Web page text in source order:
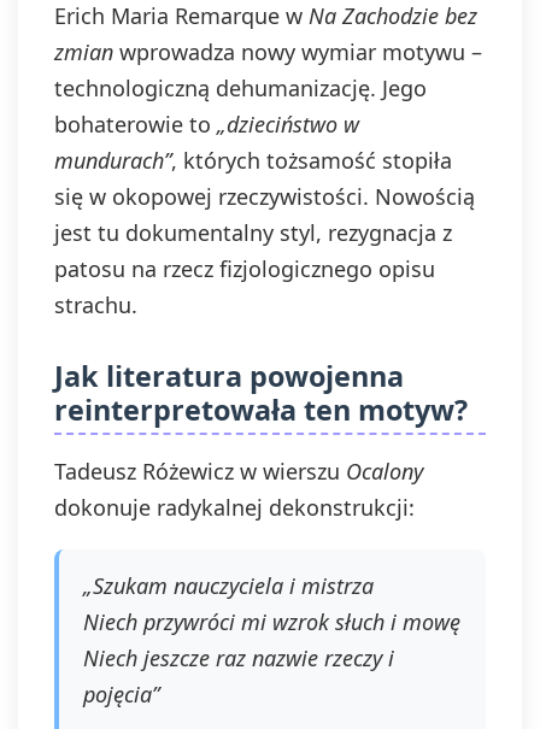
Erich Maria Remarque w Na Zachodzie bez
zmian wprowadza nowy wymiar motywu –
technologiczną dehumanizację. Jego
bohaterowie to „dzieciństwo w
mundurach”, których tożsamość stopiła
się w okopowej rzeczywistości. Nowością
jest tu dokumentalny styl, rezygnacja z
patosu na rzecz fizjologicznego opisu
strachu.
Jak literatura powojenna
reinterpretowała ten motyw?
Tadeusz Różewicz w wierszu Ocalony
dokonuje radykalnej dekonstrukcji:
„Szukam nauczyciela i mistrza
Niech przywróci mi wzrok słuch i mowę
Niech jeszcze raz nazwie rzeczy i
pojęcia”